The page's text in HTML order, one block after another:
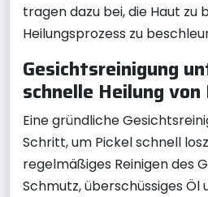
tragen dazu bei, die Haut zu
Heilungsprozess zu
Gesichtsreinigung
schnelle Heilung von
Eine gründliche
Schritt, um Pickel schnell
regelmäßiges Reinigen des
Schmutz, überschüssiges